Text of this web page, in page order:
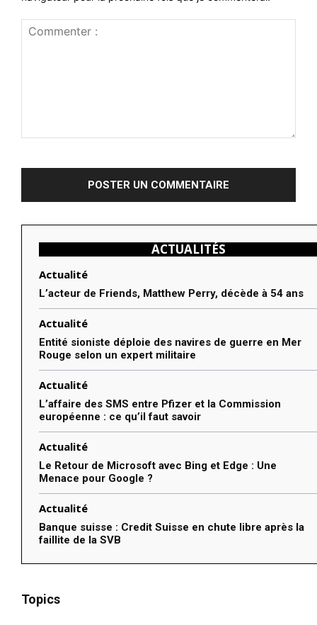
ACTUALITÉS
Actualité
L’acteur de Friends, Matthew Perry, décède à 54 ans
Actualité
Entité sioniste déploie des navires de guerre en Mer
Rouge selon un expert militaire
Actualité
L’affaire des SMS entre Pfizer et la Commission
européenne : ce qu’il faut savoir
Actualité
Le Retour de Microsoft avec Bing et Edge : Une
Menace pour Google ?
Actualité
Banque suisse : Credit Suisse en chute libre après la
faillite de la SVB
Topics